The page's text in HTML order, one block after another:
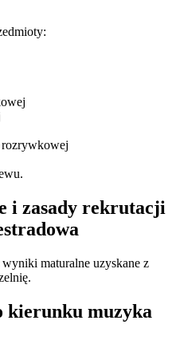
rozrywkowej
i zasady rekrutacji
maturalne uzyskane z
kierunku muzyka